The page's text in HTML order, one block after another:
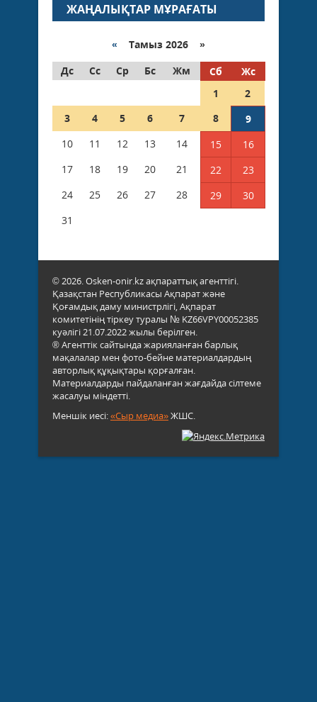
ЖАҢАЛЫҚТАР МҰРАҒАТЫ
« Тамыз 2026 »
Дс
Сс Ср Бс Жм Сб
Жс
1
2
3
4 5 6 7 8
9
10
11 12 13 14 15
16
17
18 19 20 21 22
23
24
25 26 27 28 29
30
31
© 2026. Osken-onir.kz ақпараттық агенттігі.
Қазақстан Республикасы Ақпарат және
Қоғамдық даму министрлігі, Ақпарат
комитетінің тіркеу туралы № KZ66VPY00052385
куәлігі 21.07.2022 жылы берілген.
® Агенттік сайтында жарияланған барлық
мақалалар мен фото-бейне материалдардың
авторлық құқықтары қорғалған.
Материалдарды пайдаланған жағдайда сілтеме
жасалуы міндетті.
Меншік иесі:«Сыр медиа»ЖШС.